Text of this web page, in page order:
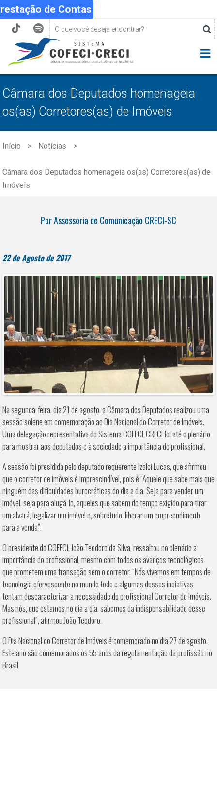
de Contas
Câmara dos Deputados homenageia
os(as) Corretores(as) de Imóveis
Início Notícias
Câmara dos Deputados homenageia os(as) Corretores(as) de
Imóveis
Por Assessoria de Comunicação CRECI-SC
22 de Agosto de 2017
Na segunda-feira, dia 21 de agosto, a Câmara dos Deputados realizou uma
sessão solene em comemoração ao Dia Nacional do Corretor de Imóveis.
Uma delegação representativa do Sistema COFECI-CRECI foi até o plenário
para mostrar aos deputados e à sociedade a importância do profissional.
A sessão foi presidida pelo deputado requerente Izalci Lucas, que afirmou
que o corretor de imóveis é imprescindível, pois é “Aquele que sabe mais que
ninguém das dificuldades burocráticas do dia a dia. Seja para vender um
imóvel, seja para alugá-lo, aqueles que sabem do tempo exigido para tirar
um alvará, legalizar um imóvel e, sobretudo, liberar um empreendimento
para a venda”.
O presidente do COFECI, João Teodoro da Silva, ressaltou no plenário a
importância do profissional, mesmo com todos os avanços tecnológicos
que prometem uma transação sem o corretor. “Nós vivemos em tempos de
tecnologia efervescente no mundo todo e algumas dessas inciativas
tentam descaracterizar a necessidade do profissional Corretor de Imóveis.
Mas nós, que estamos no dia a dia, sabemos da indispensabilidade desse
profissional”, afirmou João Teodoro.
O Dia Nacional do Corretor de Imóveis é comemorado no dia 27 de agosto.
Este ano são comemorados os 55 anos da regulamentação da profissão no
Brasil.